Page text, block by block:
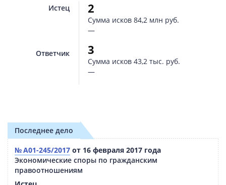
Истец
Ответчик
2
Сумма исков 84,2 млн руб.
—
3
Сумма исков 43,2 тыс. руб.
—
Последнее дело
№ А01-245/2017 от 16 февраля 2017 года
Экономические споры по гражданским
правоотношениям